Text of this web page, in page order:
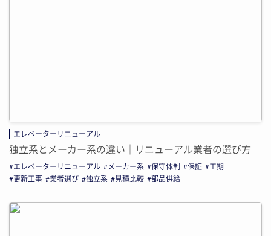
エレベーターリニューアル
独立系とメーカー系の違い｜リニューアル業者の選び方
エレベーターリニューアル メーカー系 保守体制 保証
工期
更新工事
業者選び 独立系 見積比較 部品供給